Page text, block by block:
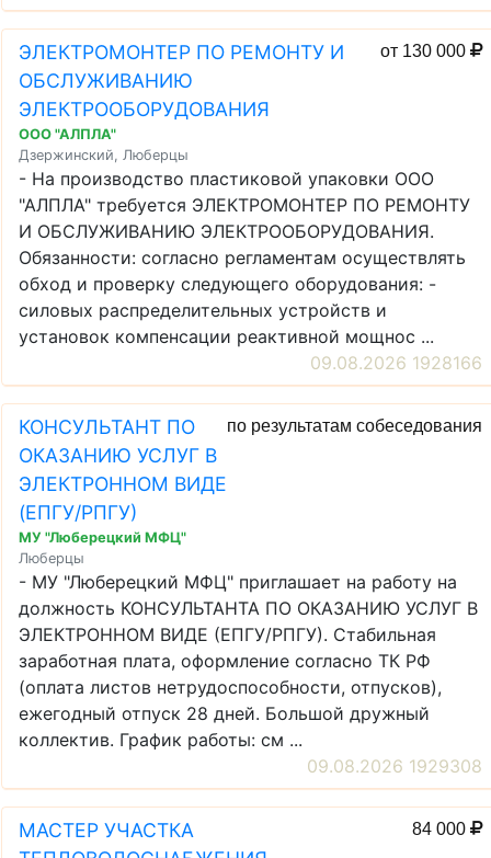
ЭЛЕКТРОМОНТЕР ПО РЕМОНТУ И
ОБСЛУЖИВАНИЮ
ЭЛЕКТРООБОРУДОВАНИЯ
от 130 000
ООО "АЛПЛА"
Дзержинский, Люберцы
- На производство пластиковой упаковки ООО
"АЛПЛА" требуется ЭЛЕКТРОМОНТЕР ПО РЕМОНТУ
И ОБСЛУЖИВАНИЮ ЭЛЕКТРООБОРУДОВАНИЯ.
Обязанности: согласно регламентам осуществлять
обход и проверку следующего оборудования: -
силовых распределительных устройств и
установок компенсации реактивной мощнос ...
09.08.2026 1928166
КОНСУЛЬТАНТ ПО
ОКАЗАНИЮ УСЛУГ В
ЭЛЕКТРОННОМ ВИДЕ
(ЕПГУ/РПГУ)
по результатам собеседования
МУ "Люберецкий МФЦ"
Люберцы
- МУ "Люберецкий МФЦ" приглашает на работу на
должность КОНСУЛЬТАНТА ПО ОКАЗАНИЮ УСЛУГ В
ЭЛЕКТРОННОМ ВИДЕ (ЕПГУ/РПГУ). Стабильная
заработная плата, оформление согласно ТК РФ
(оплата листов нетрудоспособности, отпусков),
ежегодный отпуск 28 дней. Большой дружный
коллектив. График работы: см ...
09.08.2026 1929308
МАСТЕР УЧАСТКА
84 000